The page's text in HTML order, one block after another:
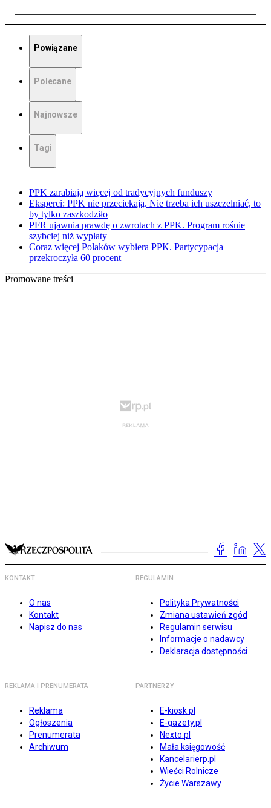
Powiązane
Polecane
Najnowsze
Tagi
PPK zarabiają więcej od tradycyjnych funduszy
Eksperci: PPK nie przeciekają. Nie trzeba ich uszczelniać, to
by tylko zaszkodziło
PFR ujawnia prawdę o zwrotach z PPK. Program rośnie
szybciej niż wypłaty
Coraz więcej Polaków wybiera PPK. Partycypacja
przekroczyła 60 procent
Promowane treści
KONTAKT
O nas
Kontakt
Napisz do nas
REGULAMIN
Polityka Prywatności
Zmiana ustawień zgód
Regulamin serwisu
Informacje o nadawcy
Deklaracja dostępności
REKLAMA I PRENUMERATA
Reklama
Ogłoszenia
Prenumerata
Archiwum
PARTNERZY
E-kiosk.pl
E-gazety.pl
Nexto.pl
Mała księgowość
Kancelarierp.pl
Wieści Rolnicze
Życie Warszawy